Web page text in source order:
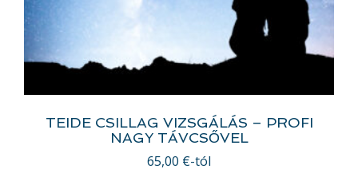
TEIDE CSILLAG VIZSGÁLÁS – PROFI
NAGY TÁVCSŐVEL
65,00 €-tól